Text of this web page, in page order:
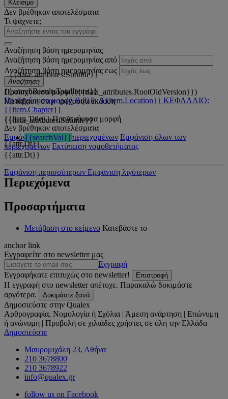
Κλείσιμο
Δεν βρέθηκαν αποτελέσματα
Τι ψάχνετε;
Αναζήτηση βάση ημερομηνίας
Αναζήτηση βάση ημερομηνίας από
Αναζήτηση βάση ημερομηνίας εως
Αναζήτηση
{{searchResultsTotalItems}}
Προϊσχύουσα μορφή Βιβλίο: {{item.Location}} ΚΕΦΑΛΑΙΟ:
{{item.Chapter}}
{{item.Title}} Προϊσχύουσα μορφή
Δεν βρέθηκαν αποτελέσματα
Εμφάνιση όλων των περιεχομένων Εμφάνιση όλων των
περιεχομένων Εκτύπωση νομοθετήματος
{{data_attributes.Subtitle}}
Προϊσχύουσα μορφή ({{data_attributes.RootOldVersion}})
Μετάβαση στην τρέχουσα έκδοση
{{data_attributes.Subtitle}}
{{searchVal}}
{{attr.Dt}}
Εμφάνιση περισσότερων Εμφάνιση λιγότερων
{{attr.Dt}}
Περιεχόμενα
Προσαρτήματα
Μετάβαση στο κείμενο Κατεβάστε το
anchor link
Εγγραφείτε στο newsletter μας
Εγγραφή
Εγγραφήκατε επιτυχώς στο newsletter!
Επιστροφή
Η εγγραφή στο newsletter απέτυχε. Παρακαλώ δοκιμάστε
αργότερα.
Δοκιμάστε ξανά
Δημοσιεύστε στην Qualex
Αρθρογραφία, Νομολογία ή Σχόλια | Άμεση ανάρτηση | Επώνυμη
ή ανώνυμη | Προβολή σε χιλιάδες χρήστες σε όλη την Ελλάδα
Δημοσιεύστε
Μαυρομιχάλη 23, Αθήνα
210 3678800
210 3678922
info@qualex.gr
follow us on Facebook